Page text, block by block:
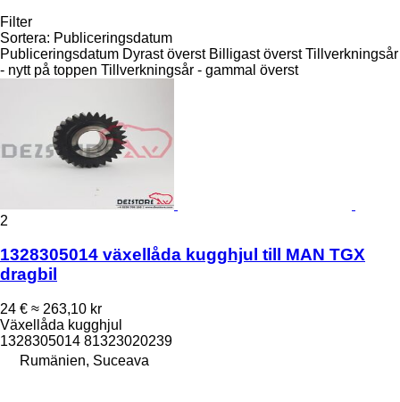
Filter
Sortera: Publiceringsdatum
Publiceringsdatum Dyrast överst Billigast överst Tillverkningsår
- nytt på toppen Tillverkningsår - gammal överst
2
1328305014 växellåda kugghjul till MAN TGX
dragbil
24 € ≈ 263,10 kr
Växellåda kugghjul
1328305014 81323020239
Rumänien, Suceava